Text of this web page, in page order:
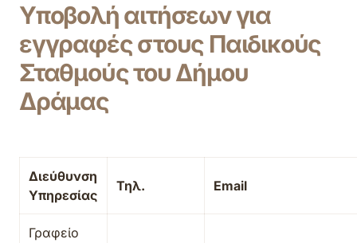
Yποβολή αιτήσεων για
εγγραφές στους Παιδικούς
Σταθμούς του Δήμου
Δράμας
Διεύθυνση
Υπηρεσίας
Τηλ. Email
Γραφείο